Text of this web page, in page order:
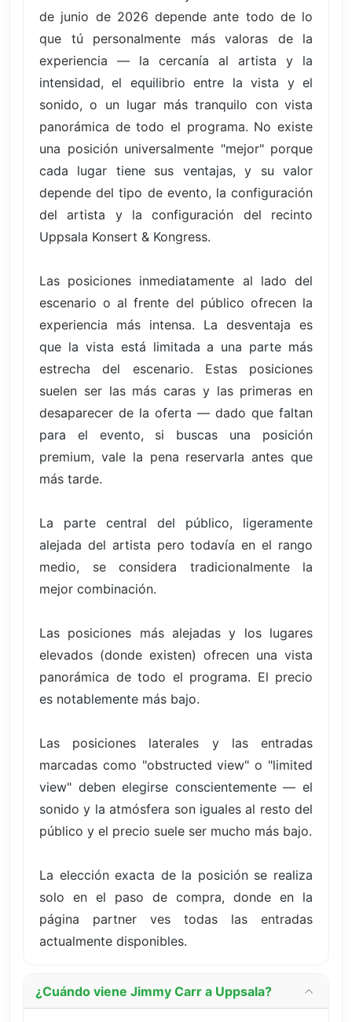
de junio de 2026 depende ante todo de lo
que tú personalmente más valoras de la
experiencia — la cercanía al artista y la
intensidad, el equilibrio entre la vista y el
sonido, o un lugar más tranquilo con vista
panorámica de todo el programa. No existe
una posición universalmente "mejor" porque
cada lugar tiene sus ventajas, y su valor
depende del tipo de evento, la configuración
del artista y la configuración del recinto
Uppsala Konsert & Kongress.
Las posiciones inmediatamente al lado del
escenario o al frente del público ofrecen la
experiencia más intensa. La desventaja es
que la vista está limitada a una parte más
estrecha del escenario. Estas posiciones
suelen ser las más caras y las primeras en
desaparecer de la oferta — dado que faltan
para el evento, si buscas una posición
premium, vale la pena reservarla antes que
más tarde.
La parte central del público, ligeramente
alejada del artista pero todavía en el rango
medio, se considera tradicionalmente la
mejor combinación.
Las posiciones más alejadas y los lugares
elevados (donde existen) ofrecen una vista
panorámica de todo el programa. El precio
es notablemente más bajo.
Las posiciones laterales y las entradas
marcadas como "obstructed view" o "limited
view" deben elegirse conscientemente — el
sonido y la atmósfera son iguales al resto del
público y el precio suele ser mucho más bajo.
La elección exacta de la posición se realiza
solo en el paso de compra, donde en la
página partner ves todas las entradas
actualmente disponibles.
¿Cuándo viene Jimmy Carr a Uppsala?